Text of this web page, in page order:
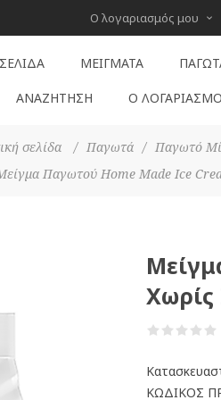
Ο λογαριασμός μου
ΜΕΊΓΜΑΤΑ
ΑΝΑΖΉΤΗΣΗ Ο
σελίδα / Παγωτά / Παγωτό
Παγωτού Home Made Ice
ΚΩΔΙΚΟΣ